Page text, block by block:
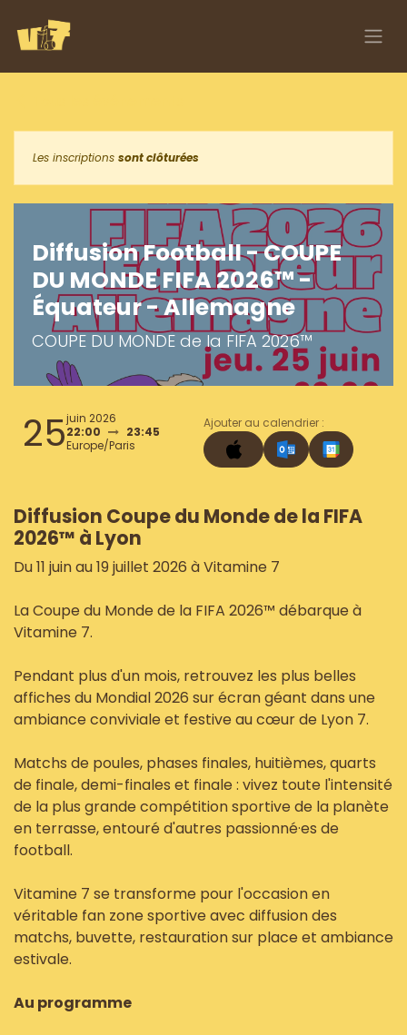
Les inscriptions sont clôturées
Diffusion Football - COUPE
DU MONDE FIFA 2026™ -
Équateur - Allemagne
COUPE DU MONDE de la FIFA 2026™
25juin 2026
22:00
23:45
Europe/Paris
Ajouter au calendrier :
Diffusion Coupe du Monde de la FIFA
2026™ à Lyon
Du 11 juin au 19 juillet 2026 à Vitamine 7
La Coupe du Monde de la FIFA 2026™ débarque à
Vitamine 7.
Pendant plus d'un mois, retrouvez les plus belles
affiches du Mondial 2026 sur écran géant dans une
ambiance conviviale et festive au cœur de Lyon 7.
Matchs de poules, phases finales, huitièmes, quarts
de finale, demi-finales et finale : vivez toute l'intensité
de la plus grande compétition sportive de la planète
en terrasse, entouré d'autres passionné·es de
football.
Vitamine 7 se transforme pour l'occasion en
véritable fan zone sportive avec diffusion des
matchs, buvette, restauration sur place et ambiance
estivale.
Au programme